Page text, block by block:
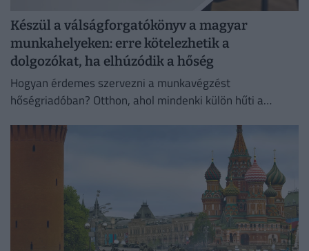
Készül a válságforgatókönyv a magyar
munkahelyeken: erre kötelezhetik a
dolgozókat, ha elhúzódik a hőség
Hogyan érdemes szervezni a munkavégzést
hőségriadóban? Otthon, ahol mindenki külön hűti a
irodaházban, ahol a hűtés központilag működik.